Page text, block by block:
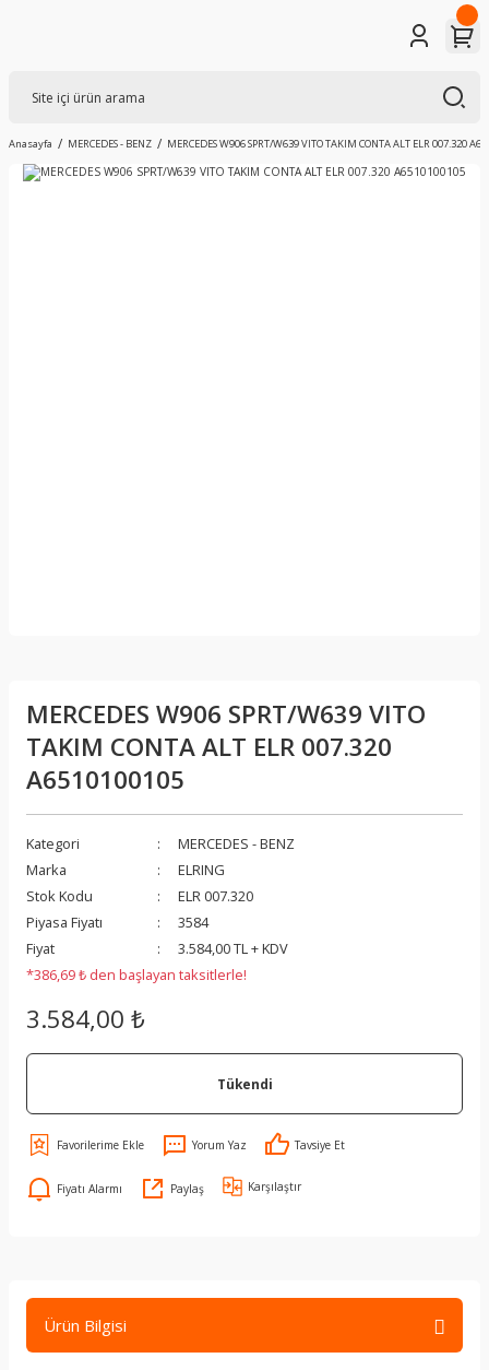
Anasayfa MERCEDES - BENZ MERCEDES W906 SPRT/W639 VITO TAKIM CONTA ALT ELR 007.320
MERCEDES W906 SPRT/W639 VITO
TAKIM CONTA ALT ELR 007.320
A6510100105
Kategori
MERCEDES - BENZ
Marka
ELRING
Stok Kodu
ELR 007.320
Piyasa Fiyatı
3584
Fiyat
3.584,00 TL + KDV
*386,69 ₺ den başlayan taksitlerle!
3.584,00 ₺
Tükendi
Yorum Yaz Tavsiye Et
Fiyatı Alarmı Paylaş Karşılaştır
Ürün Bilgisi